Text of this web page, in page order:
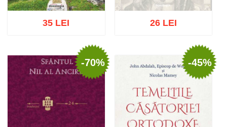
Add to cart Add to wish list
35 LEI
Out of stock
26 LEI
-70% -45%